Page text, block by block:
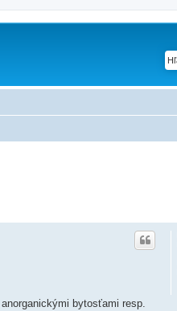
bytosťami resp.